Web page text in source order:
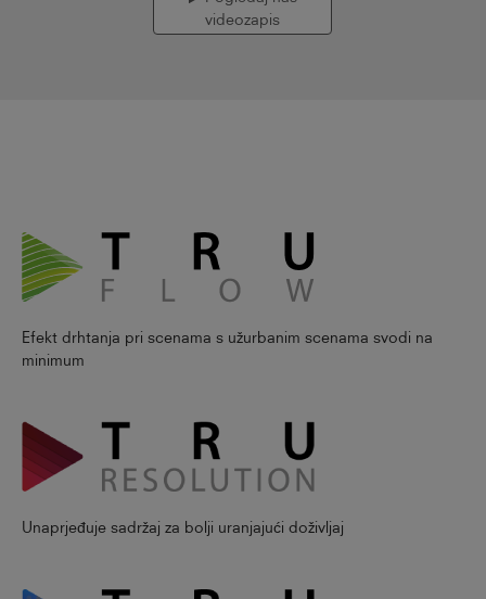
videozapis
Efekt drhtanja pri scenama s užurbanim scenama svodi na
minimum
Unaprjeđuje sadržaj za bolji uranjajući doživljaj